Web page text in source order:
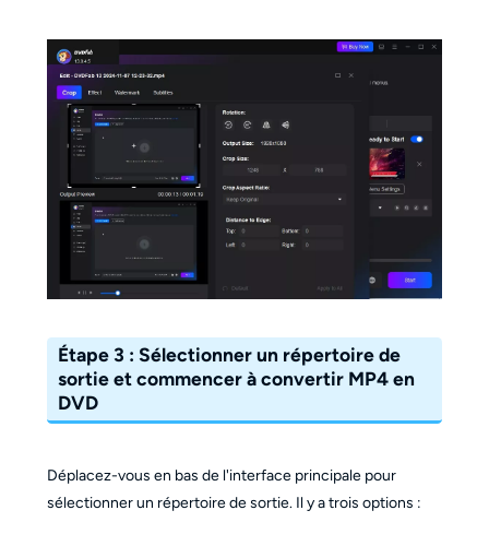
Étape 3 : Sélectionner un répertoire de
sortie et commencer à convertir MP4 en
DVD
Déplacez-vous en bas de l'interface principale pour
sélectionner un répertoire de sortie. Il y a trois options :